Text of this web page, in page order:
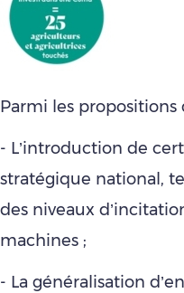
Parmi les propositions
- L’introduction de
stratégique national,
des niveaux
machines ;
- La généralisation